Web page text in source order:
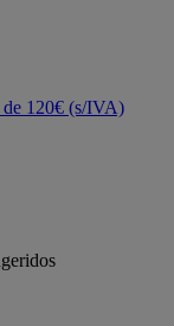
de 120€ (s/IVA)